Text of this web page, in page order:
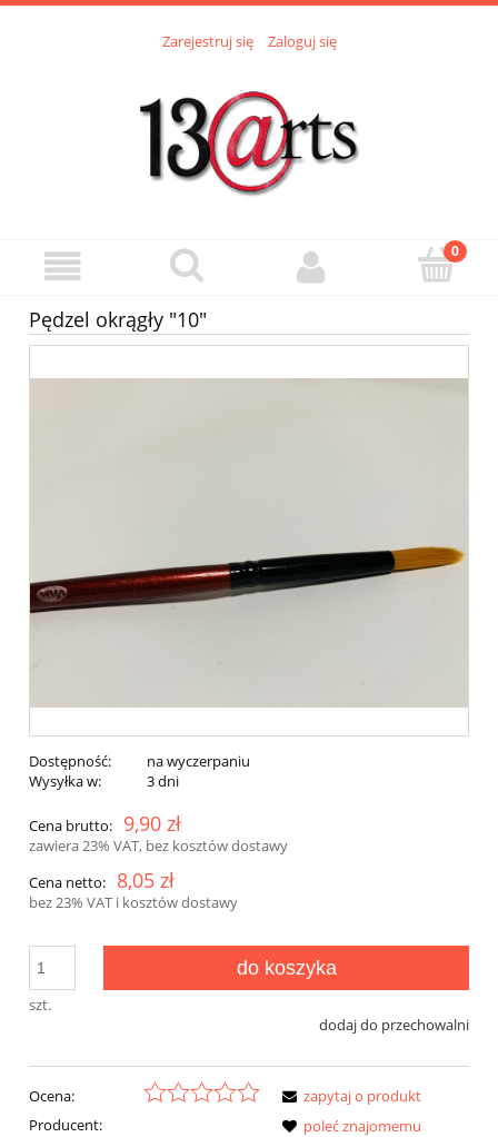
Zarejestruj się Zaloguj się
Pędzel okrągły "10"
Dostępność:
na wyczerpaniu
Wysyłka w:
3 dni
Cena brutto: 9,90 zł
zawiera 23% VAT, bez kosztów dostawy
Cena netto:
8,05 zł
bez 23% VAT i kosztów dostawy
szt.
do koszyka
dodaj do przechowalni
Ocena:
Producent:
zapytaj o produkt
poleć znajomemu